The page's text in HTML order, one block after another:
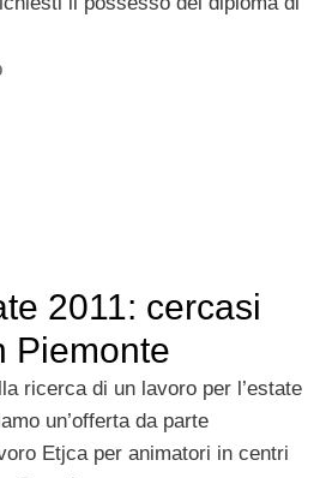
2011: cercasi
Piemonte
ricerca di un lavoro per l’estate
un’offerta da parte
Etjca per animatori in centri